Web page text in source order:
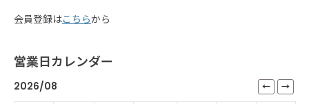
会員登録はこちらから
営業日カレンダー
2026/08